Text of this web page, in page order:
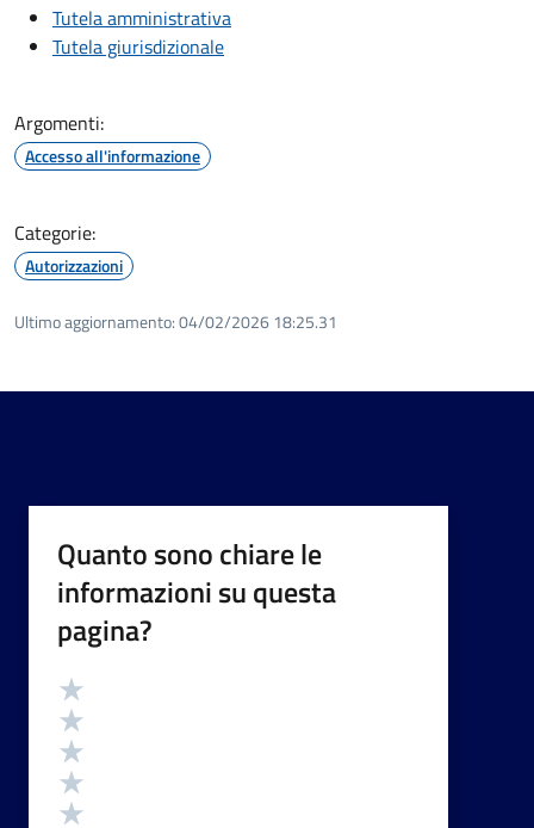
Tutela amministrativa
Tutela giurisdizionale
Argomenti:
Accesso all'informazione
Categorie:
Autorizzazioni
Ultimo aggiornamento:04/02/2026 18:25.31
Quanto sono chiare le
informazioni su questa
pagina?
Valutazione